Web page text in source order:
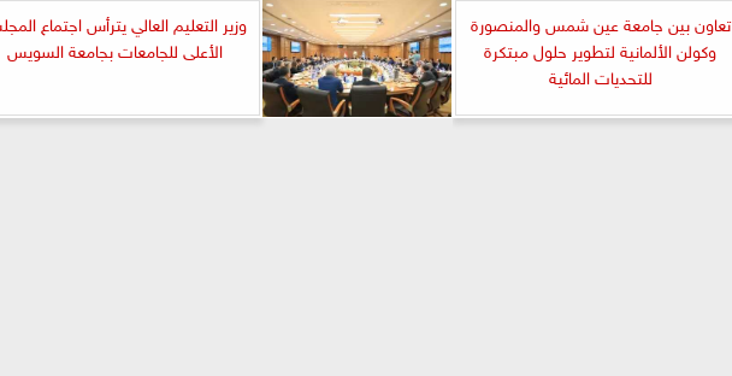
تعاون بين جامعة عين شمس والمنصورة
وكولن الألمانية لتطوير حلول مبتكرة
للتحديات المائية
وزير التعليم العالي يترأس اجتماع
الأعلى للجامعات بجامعة السويس